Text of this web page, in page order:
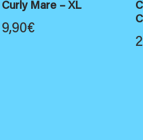
Curly Mare – XL
9,90€